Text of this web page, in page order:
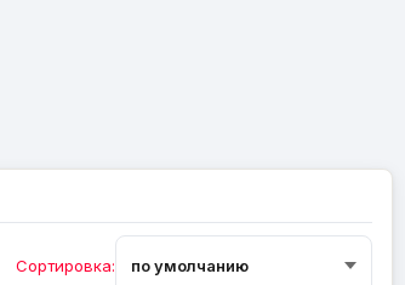
Сортировка: